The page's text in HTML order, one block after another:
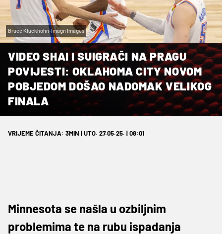
Bruce Kluckhohn-Imagn Images
VIDEO SHAI I SUIGRAČI NA PRAGU
POVIJESTI: OKLAHOMA CITY NOVOM
POBJEDOM DOŠAO NADOMAK VELIKOG
FINALA
VRIJEME ČITANJA: 3MIN | UTO. 27.05.25. | 08:01
Minnesota se našla u ozbiljnim
problemima te na rubu ispadanja